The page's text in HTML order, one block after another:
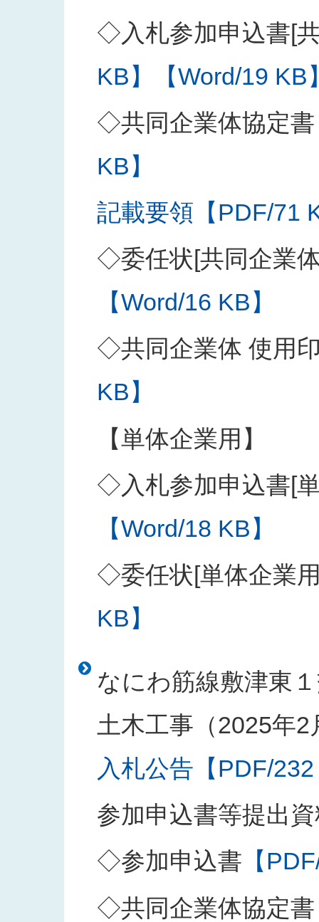
◇入札参加申込書[
KB】
【Word/19 KB
◇共同企業体協定書
KB】
記載要領【PDF/71
◇委任状[共同企業
【Word/16 KB】
◇共同企業体 使用
KB】
【単体企業用】
◇入札参加申込書[
【Word/18 KB】
◇委任状[単体企業
KB】
なにわ筋線敷津東
土木工事（2025年2
入札公告【PDF/
参加申込書等提出
◇参加申込書 【
◇共同企業体協定書